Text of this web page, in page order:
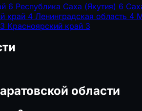
6 Республика Саха (Якутия) 6
край 4 Ленинградская область 4
3 Красноярский край 3
области